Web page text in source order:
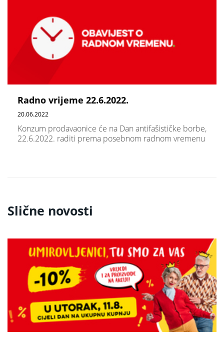
Radno vrijeme 22.6.2022.
20.06.2022
Konzum prodavaonice će na Dan antifašističke borbe,
22.6.2022. raditi prema posebnom radnom vremenu
Slične novosti